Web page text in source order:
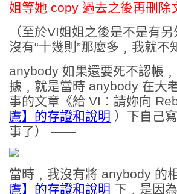
姐等她 copy 過去之後再刪除
（至於VI姐姐之後是不是有
沒有“十幾則”那麼多﹐我就不
anybody 如果還要死不認帳
據﹐就是當時 anybody 在大
事的文章《給 VI：請妳向
鷹】的存證和說明 ）下自己
事了） ——
當時﹐我沒有將 anybody 的
鷹】的存證和說明 下﹐是因